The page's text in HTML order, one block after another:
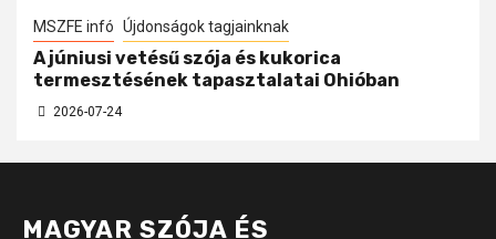
MSZFE infó Újdonságok tagjainknak
A júniusi vetésű szója és kukorica
termesztésének tapasztalatai Ohióban
2026-07-24
MAGYAR SZÓJA ÉS